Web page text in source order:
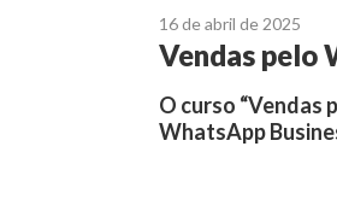
16 de abril de 2025
Vendas pelo
O curso “Vendas
WhatsApp